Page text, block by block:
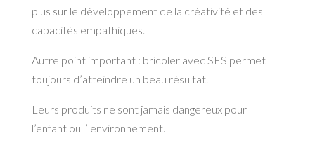
plus sur le développement de la créativité et des
capacités empathiques.
Autre point important : bricoler avec SES permet
toujours d’atteindre un beau résultat.
Leurs produits ne sont jamais dangereux pour
l’enfant ou l’ environnement.